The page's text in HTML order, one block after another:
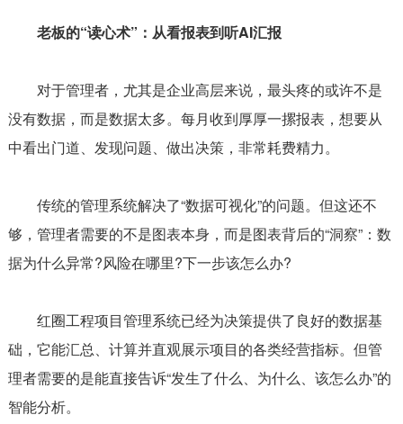
老板的“读心术”：从看报表到听AI汇报
对于管理者，尤其是企业高层来说，最头疼的或许不是
没有数据，而是数据太多。每月收到厚厚一摞报表，想要从
中看出门道、发现问题、做出决策，非常耗费精力。
传统的管理系统解决了“数据可视化”的问题。但这还不
够，管理者需要的不是图表本身，而是图表背后的“洞察”：数
据为什么异常?风险在哪里?下一步该怎么办?
红圈工程项目管理系统已经为决策提供了良好的数据基
础，它能汇总、计算并直观展示项目的各类经营指标。但管
理者需要的是能直接告诉“发生了什么、为什么、该怎么办”的
智能分析。